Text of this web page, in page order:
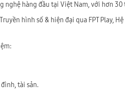
nghệ hàng đầu tại Việt Nam, với hơn
hình số & hiện đại qua FPT Play,
tài sản.